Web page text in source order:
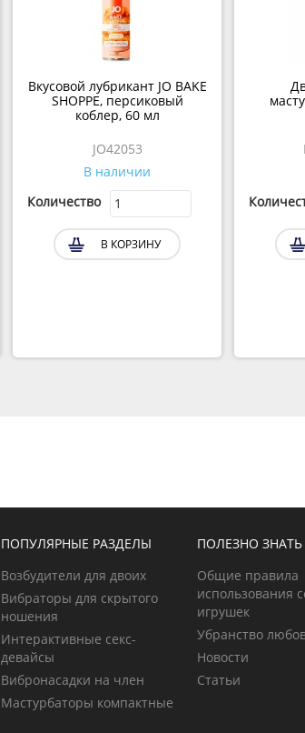
Вкусовой лубрикант JO BAKE
SHOPPE, персиковый
коблер, 60 мл
JO42053
В наличии
Количество
В КОРЗИНУ
ПОПУЛЯРНЫЕ РАЗДЕЛЫ
Возбудители для двоих
Вибраторы для скрытого
ношения
Интерактивные секс-
девайсы
Вибронасадки на член
Мастурбаторы компактные
ПОЛЕЗНО ЗНАТЬ
Общие правила
использования
игрушек
Убранство
Новости
Статьи